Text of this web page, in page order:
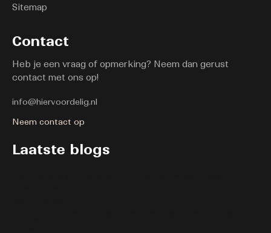
Sitemap
Contact
Heb je een vraag of opmerking? Neem dan gerust
contact met ons op!
info@hiervoordelig.nl
Neem contact op
Laatste blogs